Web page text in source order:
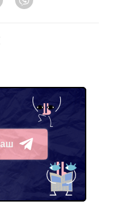
Telegram